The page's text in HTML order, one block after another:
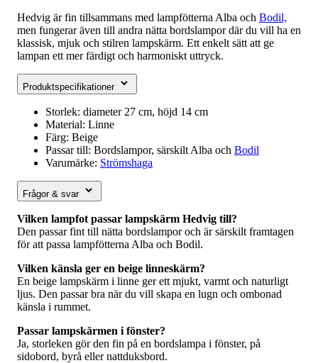
Hedvig är fin tillsammans med lampfötterna Alba och Bodil,
men fungerar även till andra nätta bordslampor där du vill ha en
klassisk, mjuk och stilren lampskärm. Ett enkelt sätt att ge
lampan ett mer färdigt och harmoniskt uttryck.
Produktspecifikationer
Storlek: diameter 27 cm, höjd 14 cm
Material: Linne
Färg: Beige
Passar till: Bordslampor, särskilt Alba och Bodil
Varumärke: Strömshaga
Frågor & svar
Vilken lampfot passar lampskärm Hedvig till?
Den passar fint till nätta bordslampor och är särskilt framtagen
för att passa lampfötterna Alba och Bodil.
Vilken känsla ger en beige linneskärm?
En beige lampskärm i linne ger ett mjukt, varmt och naturligt
ljus. Den passar bra när du vill skapa en lugn och ombonad
känsla i rummet.
Passar lampskärmen i fönster?
Ja, storleken gör den fin på en bordslampa i fönster, på
sidobord, byrå eller nattduksbord.